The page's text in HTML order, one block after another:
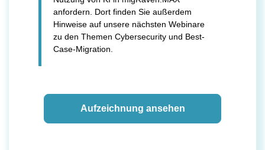
anfordern. Dort finden Sie außerdem
Hinweise auf unsere nächsten Webinare
zu den Themen Cybersecurity und Best-
Case-Migration.
Aufzeichnung ansehen